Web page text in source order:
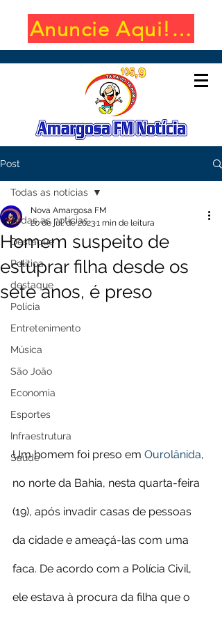
Anuncie Aqui!
Post
Todas as notícias
Destaque
Política
destaque
Polícia
Entretenimento
Música
São João
Economia
Esportes
Infraestrutura
Saúde
Todas as notícias
Homem suspeito de
estuprar filha desde os
sete anos, é preso
Nova Amargosa FM
20 de jul. de 20231 min de leitura
Um homem foi preso em Ourolânida,
no norte da Bahia, nesta quarta-feira
(19), após invadir casas de pessoas
da cidade e ameaçá-las com uma
faca. De acordo com a Polícia Civil,
ele estava à procura da filha que o